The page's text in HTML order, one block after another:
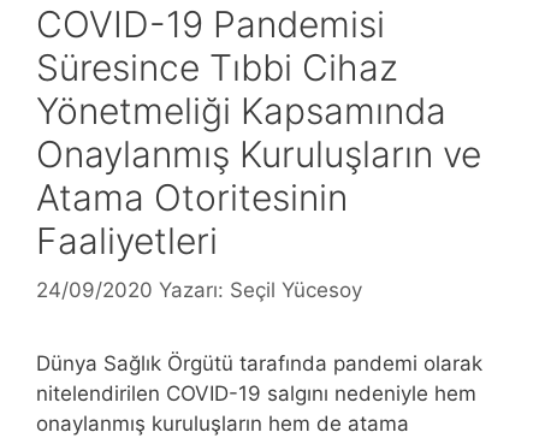
COVID-19 Pandemisi
Süresince Tıbbi Cihaz
Yönetmeliği Kapsamında
Onaylanmış Kuruluşların ve
Atama Otoritesinin
Faaliyetleri
24/09/2020 Yazarı: Seçil Yücesoy
Dünya Sağlık Örgütü tarafında pandemi olarak
nitelendirilen COVID-19 salgını nedeniyle hem
onaylanmış kuruluşların hem de atama